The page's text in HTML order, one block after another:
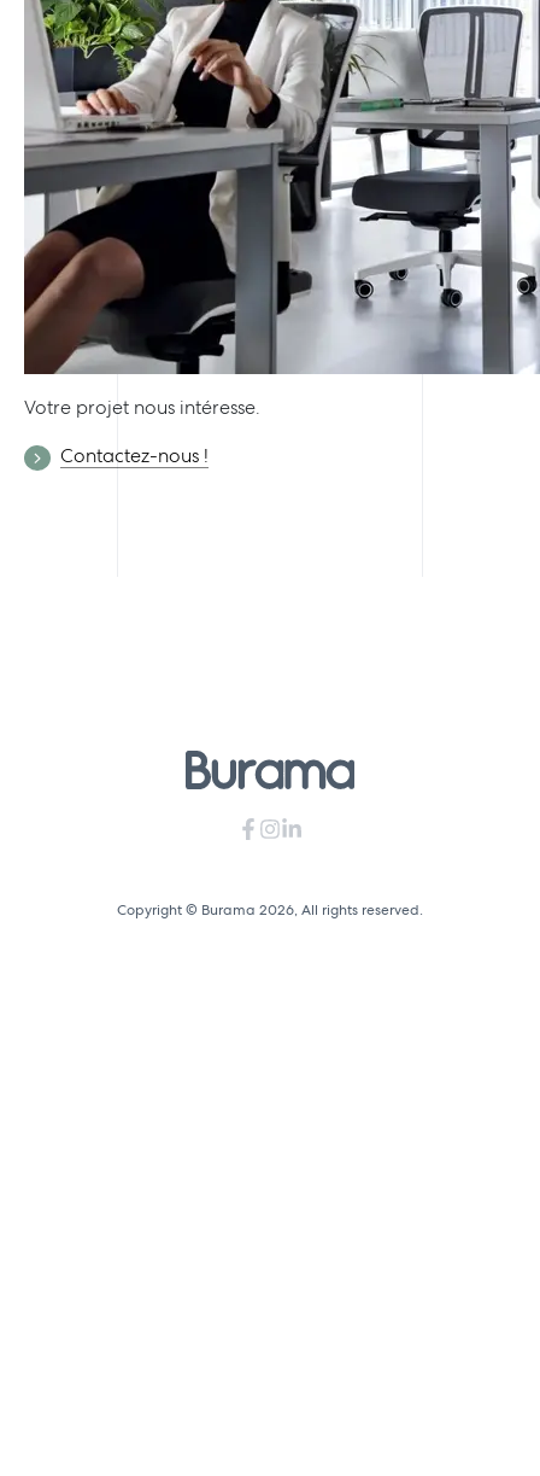
Votre projet nous intéresse.
Contactez-nous !
Copyright © Burama 2026, All rights reserved.